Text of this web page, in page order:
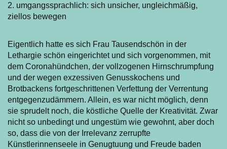
2. umgangssprachlich: sich unsicher, ungleichmäßig,
ziellos bewegen
Eigentlich hatte es sich Frau Tausendschön in der
Lethargie schön eingerichtet und sich vorgenommen, mit
dem Coronahündchen, der vollzogenen Hirnschrumpfung
und der wegen exzessiven Genusskochens und
Brotbackens fortgeschrittenen Verfettung der Verrentung
entgegenzudämmern. Allein, es war nicht möglich, denn
sie sprudelt noch, die köstliche Quelle der Kreativität. Zwar
nicht so unbedingt und ungestüm wie gewohnt, aber doch
so, dass die von der Irrelevanz zerrupfte
Künstlerinnenseele in Genugtuung und Freude baden